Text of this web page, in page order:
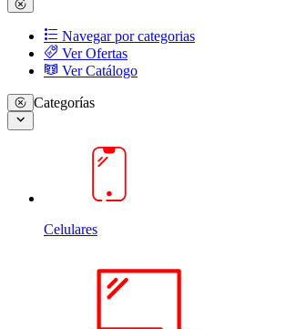
Navegar por categorias
Ver Ofertas
Ver Catálogo
Categorías
Celulares